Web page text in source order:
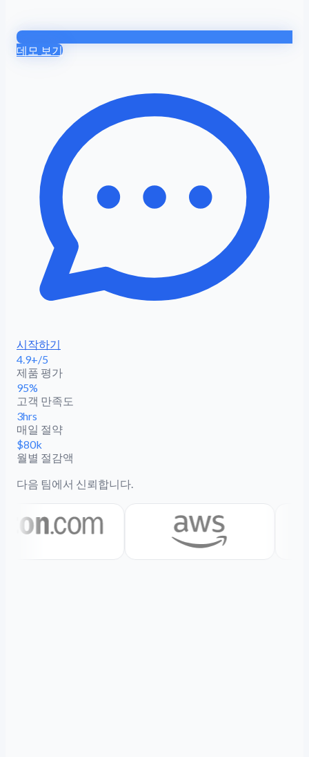
데모 보기
시작하기
4.9+/5
제품 평가
95%
고객 만족도
3hrs
매일 절약
$80k
월별 절감액
다음 팀에서 신뢰합니다.